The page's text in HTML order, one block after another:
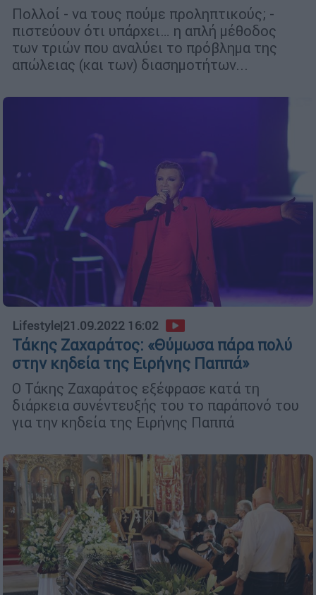
Πολλοί - να τους πούμε προληπτικούς; -
πιστεύουν ότι υπάρχει… η απλή μέθοδος
των τριών που αναλύει το πρόβλημα της
απώλειας (και των) διασημοτήτων...
Lifestyle|21.09.2022 16:02
Τάκης Ζαχαράτος: «Θύμωσα πάρα πολύ
στην κηδεία της Ειρήνης Παππά»
Ο Τάκης Ζαχαράτος εξέφρασε κατά τη
διάρκεια συνέντευξής του το παράπονό του
για την κηδεία της Ειρήνης Παππά